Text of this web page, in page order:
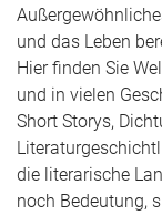
und das Leben
Hier finden Sie
und in vielen
Short Storys,
die literarische
noch Bedeutung,